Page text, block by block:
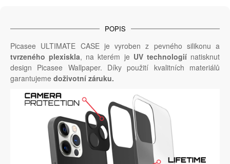
POPIS
Picasee ULTIMATE CASE je vyroben z pevného silikonu a
tvrzeného plexiskla, na kterém je UV technologiínatisknut
design Picasee Wallpaper. Díky použití kvalitních materiálů
garantujeme doživotní záruku.